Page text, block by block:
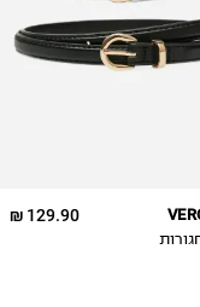
129.90 ₪